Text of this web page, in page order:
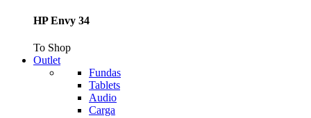
HP Envy 34
To Shop
Outlet
Fundas
Tablets
Audio
Carga